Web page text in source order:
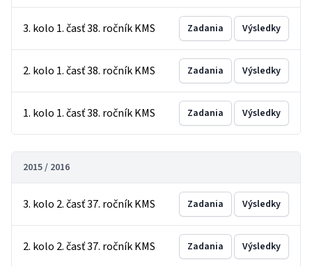
3. kolo 1. časť 38. ročník KMS Zadania Výsledky
2. kolo 1. časť 38. ročník KMS Zadania Výsledky
1. kolo 1. časť 38. ročník KMS Zadania Výsledky
2015 / 2016
3. kolo 2. časť 37. ročník KMS Zadania Výsledky
2. kolo 2. časť 37. ročník KMS Zadania Výsledky